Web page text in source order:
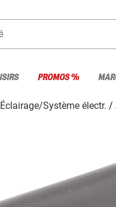
PROMOS %
Éclairage/Système électr.